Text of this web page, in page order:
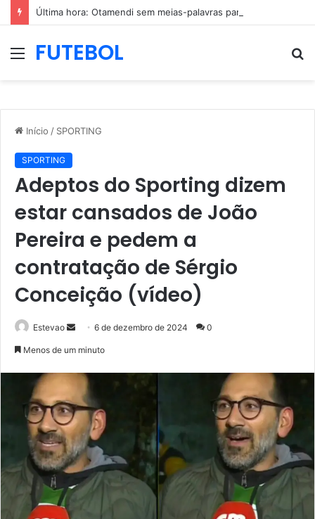
MenuFUTEBOL
Início / SPORTING
SPORTING
Adeptos do Sporting dizem
estar cansados de João
Pereira e pedem a
contratação de Sérgio
Conceição (vídeo)
Estevao
Mande
mail
6 de dezembro de 2024 0
Menos de um minuto